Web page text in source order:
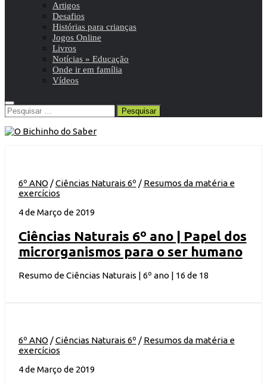
Artigos
Desafios
Histórias para crianças
Jogos Online
Livros
Notícias » Educação
Onde ir em família
Vídeos
Pesquisar
por:
6º ANO /Ciências Naturais 6º / Resumos da matéria e
exercícios
4 de Março de 2019
Ciências Naturais 6º ano | Papel dos
microrganismos para o ser humano
Resumo de Ciências Naturais | 6º ano | 16 de 18
6º ANO /Ciências Naturais 6º / Resumos da matéria e
exercícios
4 de Março de 2019